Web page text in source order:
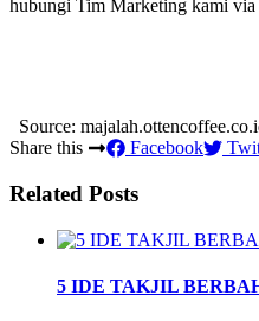
hubungi Tim Marketing kami via
Source:
Share this
Facebook
Related Posts
5 IDE TAKJIL